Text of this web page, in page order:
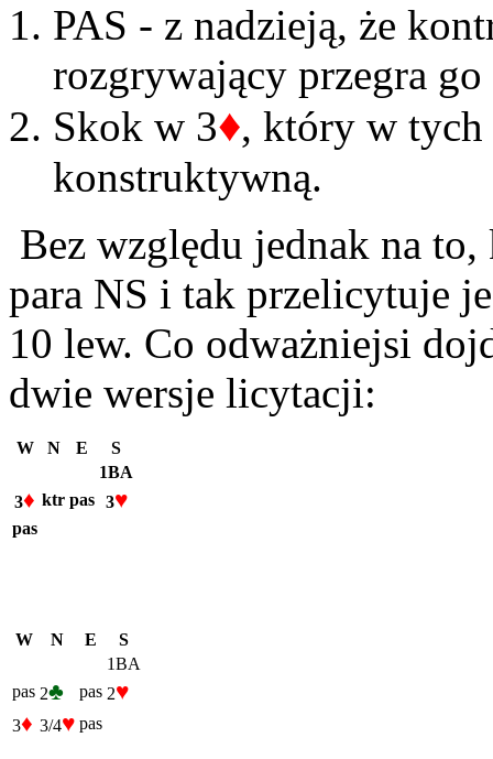
PAS - z nadzieją, że
rozgrywający przegra
Skok w 3♦, który w tych
konstruktywną.
Bez względu jednak na
para NS i tak przelicytuje
10 lew. Co odważniejsi
dwie wersje licytacji:
W N E
S
1BA
3♦ ktr pas 3♥
pas
W N E
S
1BA
pas 2♣ pas 2♥
3♦ 3/4♥ pas